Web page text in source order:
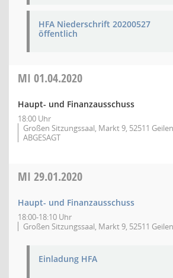
HFA Niederschrift 20200527
öffentlich
MI 01.04.2020
Haupt- und Finanzausschuss
18:00 Uhr
Großen Sitzungssaal, Markt 9, 52511
ABGESAGT
MI 29.01.2020
Haupt- und Finanzausschuss
18:00-18:10 Uhr
Großen Sitzungssaal, Markt 9, 52511
Einladung HFA